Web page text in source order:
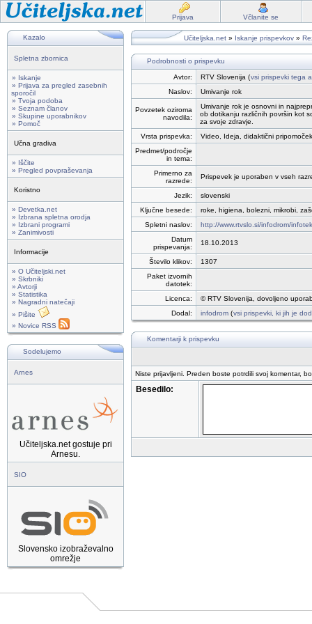
Prijava Včlanite se
Kazalo
Spletna zbornica
» Iskanje
» Prijava za pregled zasebnih
sporočil
» Tvoja podoba
» Seznam članov
» Skupine uporabnikov
» Pomoč
Učna gradiva
» Iščite
» Pregled povpraševanja
Koristno
» Devetka.net
» Izbrana spletna orodja
» Izbrani programi
» Zanimivosti
Informacije
» O Učiteljski.net
» Skrbniki
» Avtorji
» Statistika
» Nagradni natečaji
» Pišite
» Novice RSS
Sodelujemo
Arnes
Učiteljska.net gostuje pri
Arnesu.
SIO
Slovensko izobraževalno
omrežje
Učiteljska.net » Iskanje prispevkov »
Podrobnosti o prispevku
Avtor: RTV Slovenija (vsi prispevki tega
Naslov:
Umivanje rok
Povzetek oziroma
navodila:
Umivanje rok je osnovni in
ob dotikanju različnih površin kot
za svoje zdravje.
Vrsta prispevka:
Video, Ideja, didaktični
Predmet/področje
in tema:
Primerno za
razrede:
Prispevek je uporaben v vseh
Jezik:
slovenski
Ključne besede:
roke, higiena, bolezni, mikrobi,
Spletni naslov:
http://www.rtvslo.si/infodrom/
Datum
prispevanja:
18.10.2013
Število klikov:
1307
Paket izvornih
datotek:
Licenca:
© RTV Slovenija, dovoljeno
Dodal:
infodrom (vsi prispevki, ki jih je
Komentarji k prispevku
Niste prijavljeni. Preden boste potrdili svoj komentar,
Besedilo: